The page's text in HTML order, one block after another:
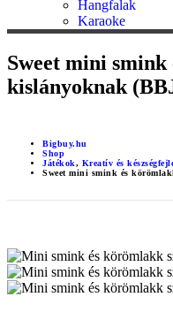
Hangfalak
Karaoke
Sweet mini
kislányoknak
Bigbuy.hu
Shop
Játékok, Kreatív és
Sweet mini smink és